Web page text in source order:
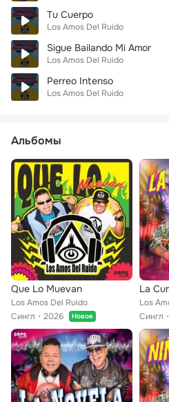
Tu Cuerpo
Los Amos Del Ruido
Sigue Bailando Mi Amor
Los Amos Del Ruido
Perreo Intenso
Los Amos Del Ruido
Альбомы
Que Lo Muevan
Los Amos Del Ruido
Сингл
2026 Новое
La
Los
Сингл